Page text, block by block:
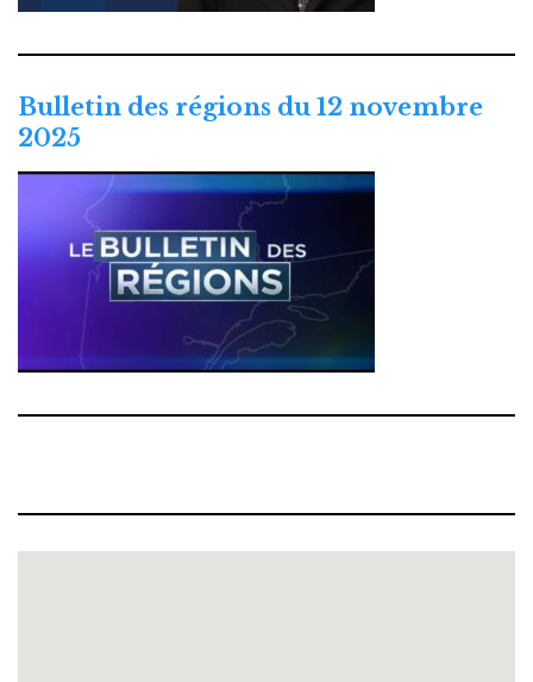
Bulletin des régions du 12 novembre
2025